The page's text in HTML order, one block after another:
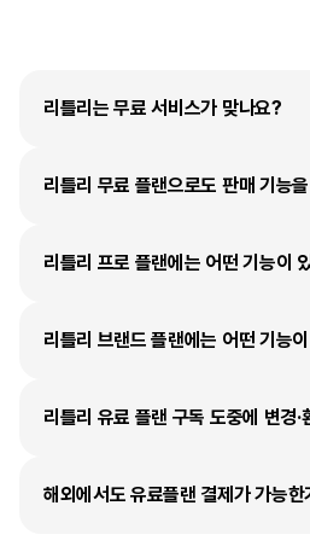
리틀리는 무료 서비스가 맞나요?
리틀리 무료 플랜으로도 판매 기능
리틀리 프로 플랜에는 어떤 기능이
리틀리 브랜드 플랜에는 어떤 기능
리틀리 유료 플랜 구독 도중에 변경
해외에서도 유료플랜 결제가 가능한